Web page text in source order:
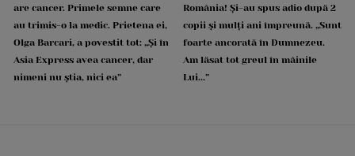
are cancer. Primele semne care
au trimis-o la medic. Prietena ei,
Olga Barcari, a povestit tot: „Și în
Asia Express avea cancer, dar
nimeni nu știa, nici ea”
România! Și-au spus adio după 2
copii și mulți ani împreună. „Sunt
foarte ancorată în Dumnezeu.
Am lăsat tot greul în mâinile
Lui...”